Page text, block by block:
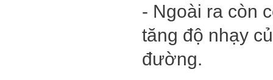
- Ngoài ra còn
tăng độ nhạy
đường.